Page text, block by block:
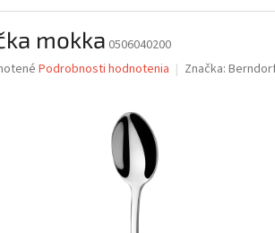
mokka 0506040200
Podrobnosti hodnotenia Značka: